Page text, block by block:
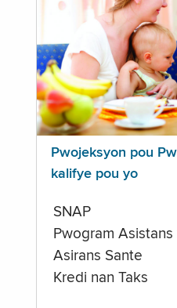
Pwojeksyon pou
kalifye pou yo
SNAP
Pwogram Asistans
Asirans Sante
Kredi nan Taks